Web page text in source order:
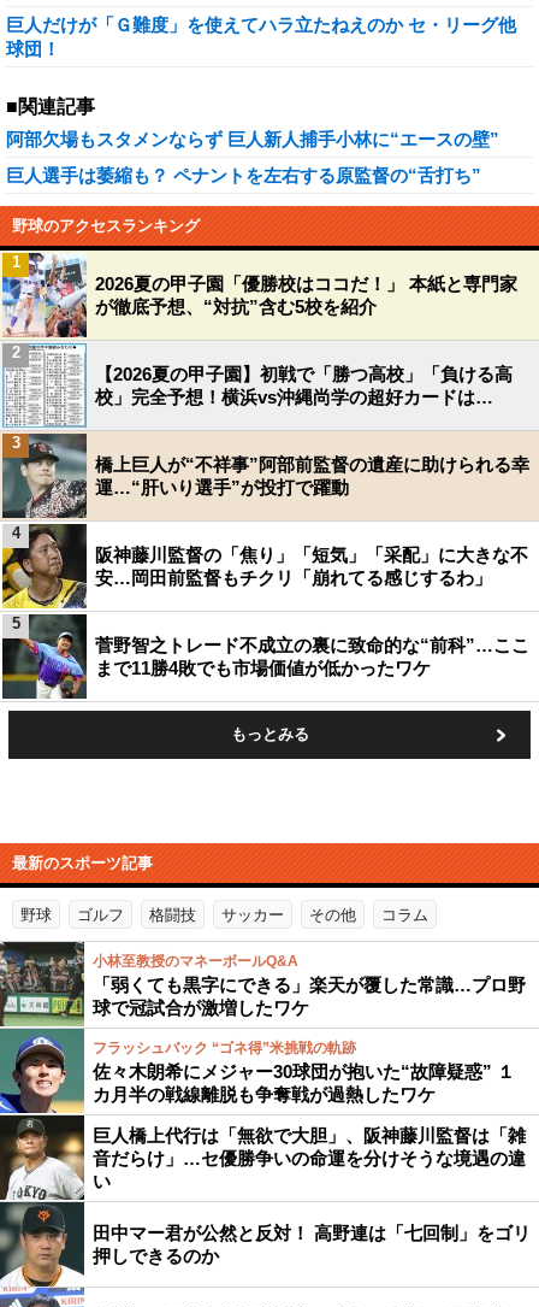
巨人だけが「Ｇ難度」を使えてハラ立たねえのか セ・リーグ他
球団！
■関連記事
阿部欠場もスタメンならず 巨人新人捕手小林に“エースの壁”
巨人選手は萎縮も？ ペナントを左右する原監督の“舌打ち”
野球のアクセスランキング
2026夏の甲子園「優勝校はココだ！」 本紙と専門家
が徹底予想、“対抗”含む5校を紹介
1
【2026夏の甲子園】初戦で「勝つ高校」「負ける高
校」完全予想！横浜vs沖縄尚学の超好カードは…
2
橋上巨人が“不祥事”阿部前監督の遺産に助けられる幸
運…“肝いり選手”が投打で躍動
3
阪神藤川監督の「焦り」「短気」「采配」に大きな不
安…岡田前監督もチクリ「崩れてる感じするわ」
4
菅野智之トレード不成立の裏に致命的な“前科”…ここ
まで11勝4敗でも市場価値が低かったワケ
5
もっとみる
最新のスポーツ記事
野球 ゴルフ 格闘技 サッカー その他 コラム
小林至教授のマネーボールQ&A
「弱くても黒字にできる」楽天が覆した常識…プロ野
球で冠試合が激増したワケ
フラッシュバック “ゴネ得”米挑戦の軌跡
佐々木朗希にメジャー30球団が抱いた“故障疑惑” １
カ月半の戦線離脱も争奪戦が過熱したワケ
巨人橋上代行は「無欲で大胆」、阪神藤川監督は「雑
音だらけ」…セ優勝争いの命運を分けそうな境遇の違
い
田中マー君が公然と反対！ 高野連は「七回制」をゴリ
押しできるのか